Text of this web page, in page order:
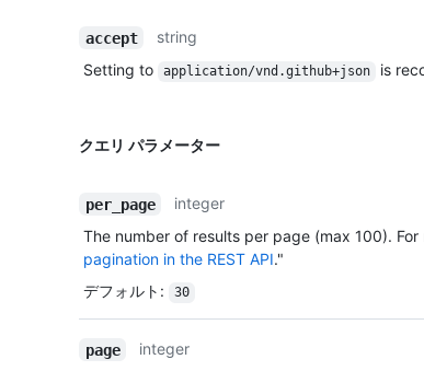
accept
string
Setting to
application/vnd.github+json is
クエリ パラメーター
per_page
integer
The number of results per page (max 100).
pagination in the REST API."
デフォルト : 30
page
integer